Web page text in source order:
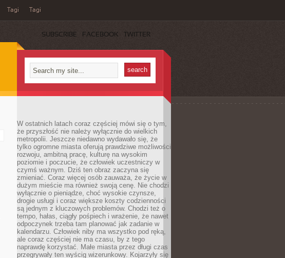
Tagi Tagi
SUBSCRIBE FACEBOOK TWITTER
W ostatnich latach coraz częściej mówi się o tym,
że przyszłość nie należy wyłącznie do wielkich
metropolii. Jeszcze niedawno wydawało się, że
tylko ogromne miasta oferują prawdziwe możliwości
rozwoju, ambitną pracę, kulturę na wysokim
poziomie i poczucie, że człowiek uczestniczy w
czymś ważnym. Dziś ten obraz zaczyna się
zmieniać. Coraz więcej osób zauważa, że życie w
dużym mieście ma również swoją cenę. Nie chodzi
wyłącznie o pieniądze, choć wysokie czynsze,
drogie usługi i coraz większe koszty codzienności
są jednym z kluczowych problemów. Chodzi też o
tempo, hałas, ciągły pośpiech i wrażenie, że nawet
odpoczynek trzeba tam planować jak zadanie w
kalendarzu. Człowiek niby ma wszystko pod ręką,
ale coraz częściej nie ma czasu, by z tego
naprawdę korzystać. Małe miasta przez długi czas
przegrywały ten wyścig wizerunkowy. Kojarzyły się